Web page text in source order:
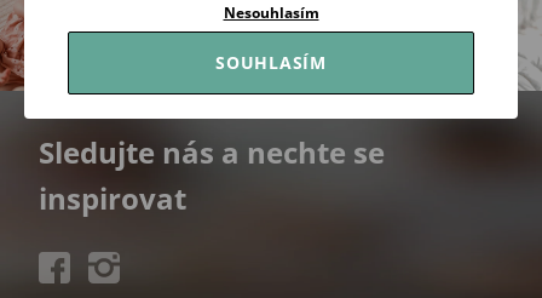
Sledujte nás a nechte se
inspirovat
Nesouhlasím
SOUHLASÍM